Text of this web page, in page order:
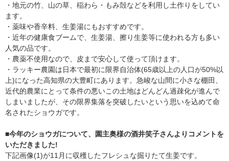
・地元の竹、山の草、稲わら・もみ殻などを利用し土作りをしてい
ます。
・薬味や香辛料、生姜湯にもおすすめです。
・近年の健康食ブームで、生姜湯、擦り生姜等に使われる方も多い
人気の品です。
・農薬不使用なので、皮まで安心して使って頂けます。
・ラッキー農園は日本で最初に限界自治体(65歳以上の人口が50%以
上)になった高知県の大豊町にあります。急峻な山間に小さな棚田、
近代的農業にとって条件の悪いこの土地はどんどん過疎化が進んで
しまいましたが、その限界集落を突破したいという思いを込めて命
名されたショウガです。
■今年のショウガについて、園主奥様の酒井笑子さんよりコメントを
いただきました!
下記画像(1)が11月に収穫したフレシュな掘りたて生姜です。